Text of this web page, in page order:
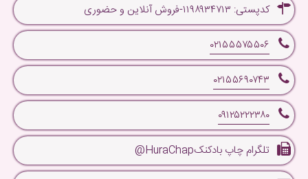
کدپستی: ۱۱۹۸۹۳۴۷۱۳-فروش آنلاین و حضوری
۰۲۱۵۵۵۷۵۵۰۶
۰۲۱۵۵۶۹۰۷۴۳
۰۹۱۲۵۲۲۲۳۸۰
تلگرام چاپ بادکنکHuraChap@